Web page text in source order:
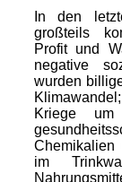
In den
großteils
Profit und
negative
wurden
Kriege um
Chemikalien
im